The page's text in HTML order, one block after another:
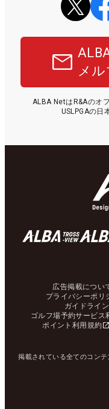
メ
ALBA NetはR&Aのオ
USLPGAの日
広告掲載につい
プライバシーポリ
ガイドライン
ゴルフ場予約サービス
ポイント利用規約
掲載されている全てのコン